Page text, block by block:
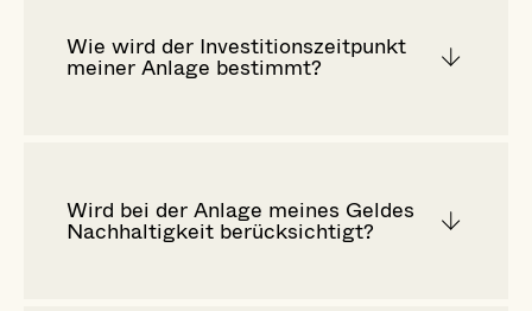
Wie wird der Investitionszeitpunkt
meiner Anlage bestimmt?
Wird bei der Anlage meines Geldes
Nachhaltigkeit berücksichtigt?